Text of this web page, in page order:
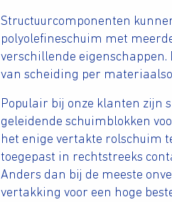
Structuurcomponenten
polyolefineschuim met
verschillende eigenschappen.
van scheiding per
Populair bij onze klanten zijn
geleidende schuimblokken
het enige vertakte rolschuim
toegepast in rechtstreeks
Anders dan bij de meeste
vertakking voor een hoge